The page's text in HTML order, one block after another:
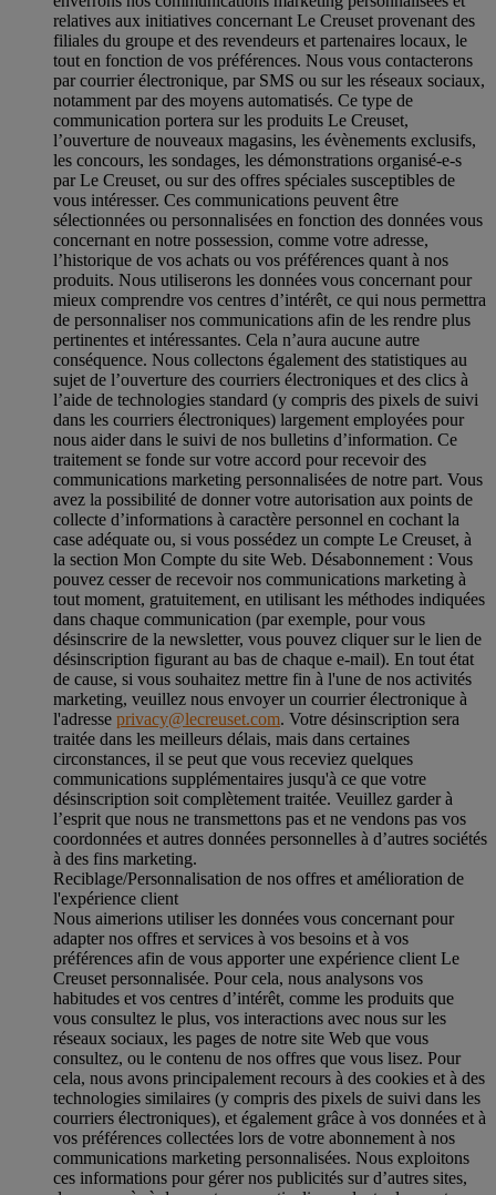
relatives aux initiatives concernant Le Creuset provenant des
filiales du groupe et des revendeurs et partenaires locaux, le
tout en fonction de vos préférences. Nous vous contacterons
par courrier électronique, par SMS ou sur les réseaux sociaux,
notamment par des moyens automatisés. Ce type de
communication portera sur les produits Le Creuset,
l’ouverture de nouveaux magasins, les évènements exclusifs,
les concours, les sondages, les démonstrations organisé-e-s
par Le Creuset, ou sur des offres spéciales susceptibles de
vous intéresser. Ces communications peuvent être
sélectionnées ou personnalisées en fonction des données vous
concernant en notre possession, comme votre adresse,
l’historique de vos achats ou vos préférences quant à nos
produits. Nous utiliserons les données vous concernant pour
mieux comprendre vos centres d’intérêt, ce qui nous permettra
de personnaliser nos communications afin de les rendre plus
pertinentes et intéressantes. Cela n’aura aucune autre
conséquence. Nous collectons également des statistiques au
sujet de l’ouverture des courriers électroniques et des clics à
l’aide de technologies standard (y compris des pixels de suivi
dans les courriers électroniques) largement employées pour
nous aider dans le suivi de nos bulletins d’information. Ce
traitement se fonde sur votre accord pour recevoir des
communications marketing personnalisées de notre part. Vous
avez la possibilité de donner votre autorisation aux points de
collecte d’informations à caractère personnel en cochant la
case adéquate ou, si vous possédez un compte Le Creuset, à
la section Mon Compte du site Web. Désabonnement : Vous
pouvez cesser de recevoir nos communications marketing à
tout moment, gratuitement, en utilisant les méthodes indiquées
dans chaque communication (par exemple, pour vous
désinscrire de la newsletter, vous pouvez cliquer sur le lien de
désinscription figurant au bas de chaque e-mail). En tout état
de cause, si vous souhaitez mettre fin à l'une de nos activités
marketing, veuillez nous envoyer un courrier électronique à
l'adresse privacy@lecreuset.com. Votre désinscription sera
traitée dans les meilleurs délais, mais dans certaines
circonstances, il se peut que vous receviez quelques
communications supplémentaires jusqu'à ce que votre
désinscription soit complètement traitée. Veuillez garder à
l’esprit que nous ne transmettons pas et ne vendons pas vos
coordonnées et autres données personnelles à d’autres sociétés
à des fins marketing.
Reciblage/Personnalisation de nos offres et amélioration de
l'expérience client
Nous aimerions utiliser les données vous concernant pour
adapter nos offres et services à vos besoins et à vos
préférences afin de vous apporter une expérience client Le
Creuset personnalisée. Pour cela, nous analysons vos
habitudes et vos centres d’intérêt, comme les produits que
vous consultez le plus, vos interactions avec nous sur les
réseaux sociaux, les pages de notre site Web que vous
consultez, ou le contenu de nos offres que vous lisez. Pour
cela, nous avons principalement recours à des cookies et à des
technologies similaires (y compris des pixels de suivi dans les
courriers électroniques), et également grâce à vos données et à
vos préférences collectées lors de votre abonnement à nos
communications marketing personnalisées. Nous exploitons
ces informations pour gérer nos publicités sur d’autres sites,